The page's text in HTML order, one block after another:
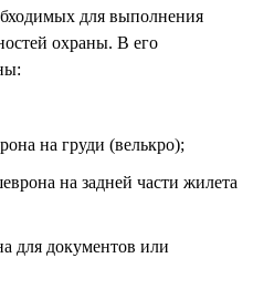
для выполнения
охраны. В его
на груди (велькро);
на задней части жилета
для документов или